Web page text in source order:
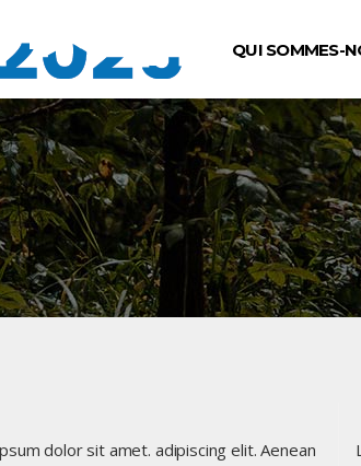
QUI SOMMES-
dolor sit amet. adipiscing elit. Aenean